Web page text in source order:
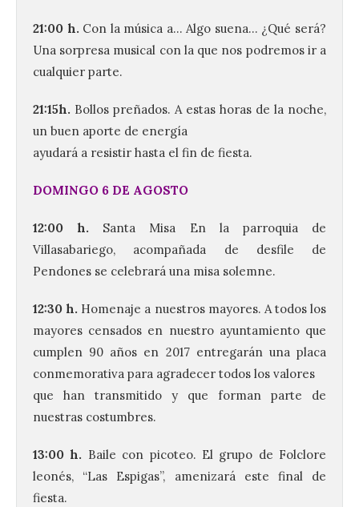
21:00 h. Con la música a… Algo suena… ¿Qué será?
Una sorpresa musical con la que nos podremos ir a
cualquier parte.
21:15h. Bollos preñados. A estas horas de la noche,
un buen aporte de energía
ayudará a resistir hasta el fin de fiesta.
DOMINGO 6 DE AGOSTO
12:00 h. Santa Misa En la parroquia de
Villasabariego, acompañada de desfile de
Pendones se celebrará una misa solemne.
12:30 h. Homenaje a nuestros mayores. A todos los
mayores censados en nuestro ayuntamiento que
cumplen 90 años en 2017 entregarán una placa
conmemorativa para agradecer todos los valores
que han transmitido y que forman parte de
nuestras costumbres.
13:00 h. Baile con picoteo. El grupo de Folclore
leonés, “Las Espigas”, amenizará este final de
fiesta.